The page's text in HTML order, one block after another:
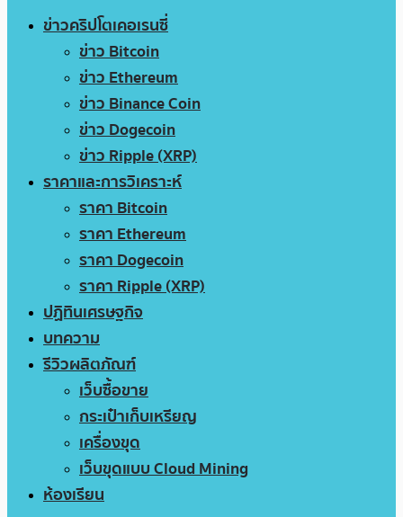
ข่าวคริปโตเคอเรนซี่
ข่าว Bitcoin
ข่าว Ethereum
ข่าว Binance Coin
ข่าว Dogecoin
ข่าว Ripple (XRP)
ราคาและการวิเคราะห์
ราคา Bitcoin
ราคา Ethereum
ราคา Dogecoin
ราคา Ripple (XRP)
ปฏิทินเศรษฐกิจ
บทความ
รีวิวผลิตภัณฑ์
เว็บซื้อขาย
กระเป๋าเก็บเหรียญ
เครื่องขุด
เว็บขุดแบบ Cloud Mining
ห้องเรียน